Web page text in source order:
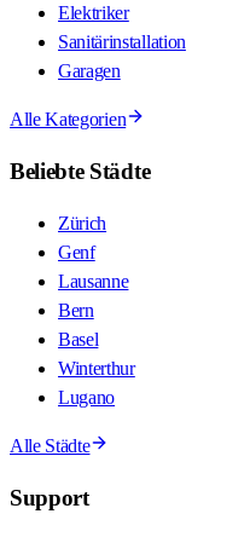
Elektriker
Sanitärinstallation
Garagen
Alle Kategorien
Beliebte Städte
Zürich
Genf
Lausanne
Bern
Basel
Winterthur
Lugano
Alle Städte
Support